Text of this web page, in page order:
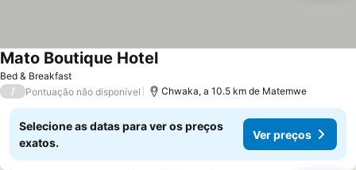
Bed & Breakfast
Mato Boutique HotelVer preços
/ Pontuação não disponível Chwaka, a 10.5 km de Matemwe
Selecione as datas para ver os preços
exatos.
Ver preços